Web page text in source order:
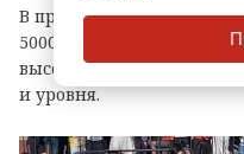
В программу вошли
5000 метров, эстафета 4
высоту. На дорожки
и уровня.